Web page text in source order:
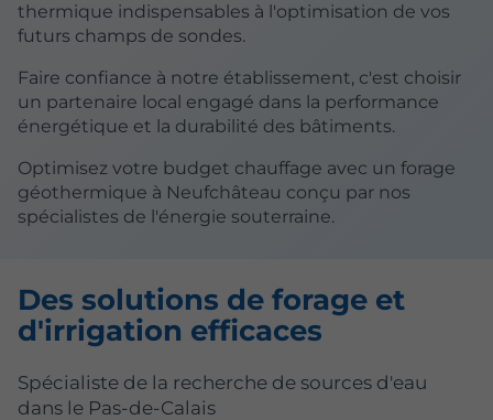
thermique indispensables à l'optimisation de vos
futurs champs de sondes.
Faire confiance à notre établissement, c'est choisir
un partenaire local engagé dans la performance
énergétique et la durabilité des bâtiments.
Optimisez votre budget chauffage avec un forage
géothermique à Neufchâteau conçu par nos
spécialistes de l'énergie souterraine.
Des solutions de forage et
d'irrigation efficaces
Spécialiste de la recherche de sources d'eau
dans le Pas-de-Calais